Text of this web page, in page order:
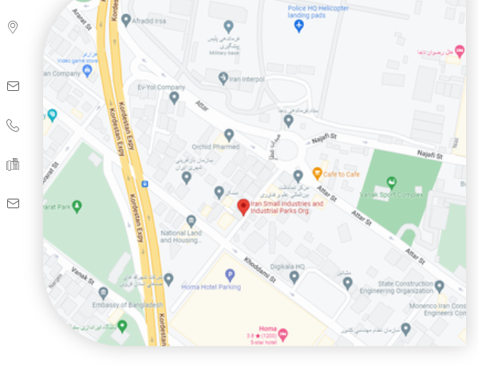
بازدید معاون وزیر صمت با همراهی نماینده مجلس از واحدهای تولیدی
در شهرک صنعتی اهر و پیگیری مشکلات صنعتگران
1405/05/07
افتتاح کارخانه شیمی گستر آرمند (آلکو) در شهرک صنعتی بیلوردی